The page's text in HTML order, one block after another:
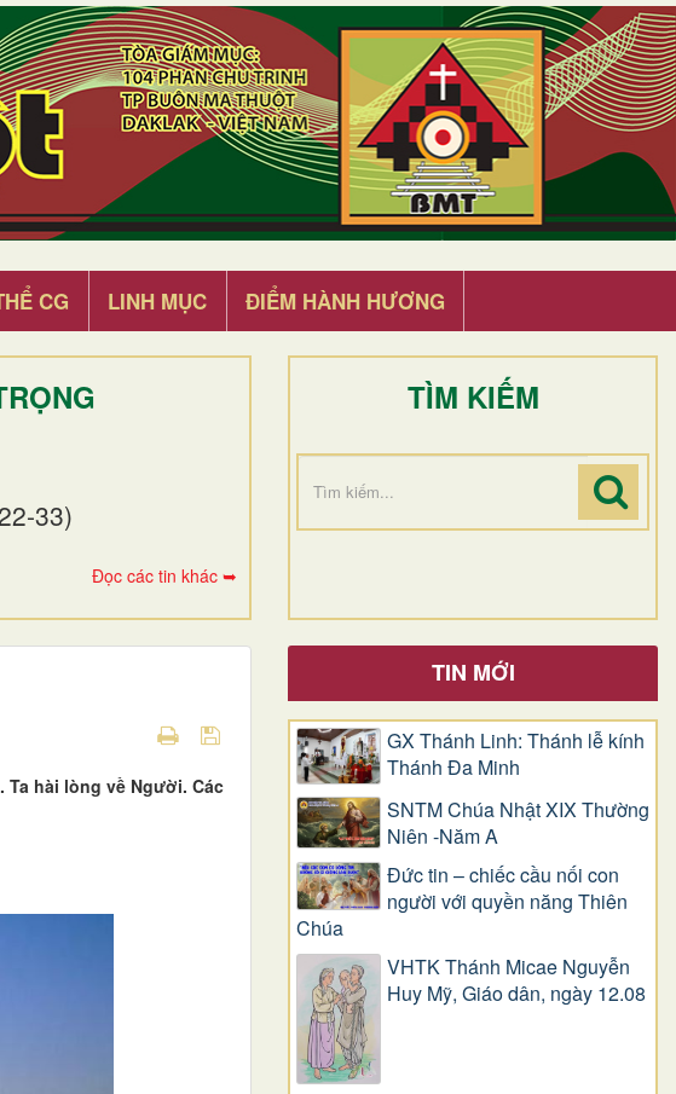
CG LINH MỤC ĐIỂM HÀNH HƯƠNG
33)
Đọc các tin khác ➥
TÌM KIẾM
Ta hài lòng về Người. Các
TIN MỚI
GX Thánh Linh: Thánh lễ kính
Thánh Đa Minh
SNTM Chúa Nhật XIX Thường
Niên -Năm A
Đức tin – chiếc cầu nối con
người với quyền năng Thiên
Chúa
VHTK Thánh Micae Nguyễn
Huy Mỹ, Giáo dân, ngày 12.08